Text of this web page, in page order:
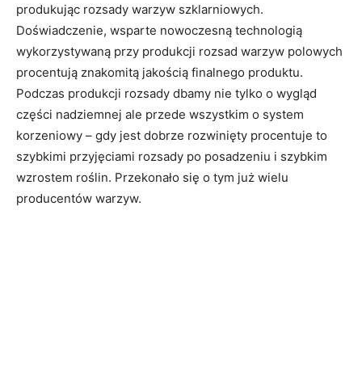
produkując rozsady warzyw szklarniowych.
Doświadczenie, wsparte nowoczesną technologią
wykorzystywaną przy produkcji rozsad warzyw polowych
procentują znakomitą jakością finalnego produktu.
Podczas produkcji rozsady dbamy nie tylko o wygląd
części nadziemnej ale przede wszystkim o system
korzeniowy – gdy jest dobrze rozwinięty procentuje to
szybkimi przyjęciami rozsady po posadzeniu i szybkim
wzrostem roślin. Przekonało się o tym już wielu
producentów warzyw.